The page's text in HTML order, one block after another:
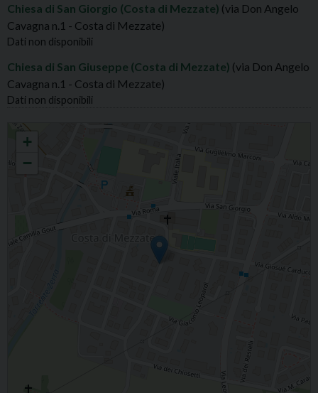
Chiesa di San Giorgio (Costa di Mezzate) (via Don Angelo
Cavagna n.1 - Costa di Mezzate)
Dati non disponibili
Chiesa di San Giuseppe (Costa di Mezzate) (via Don Angelo
Cavagna n.1 - Costa di Mezzate)
Dati non disponibili
COSTA MEZZATE S.GIORGIO MARTIRE
+
−